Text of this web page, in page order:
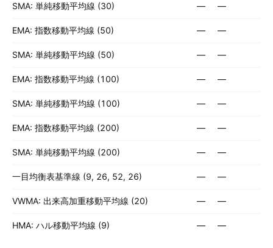
SMA: 単純移動平均線 (30) — —
EMA: 指数移動平均線 (50) — —
SMA: 単純移動平均線 (50) — —
EMA: 指数移動平均線 (100) — —
SMA: 単純移動平均線 (100) — —
EMA: 指数移動平均線 (200) — —
SMA: 単純移動平均線 (200) — —
一目均衡表基準線 (9, 26, 52, 26) — —
VWMA: 出来高加重移動平均線 (20) — —
HMA: ハル移動平均線 (9) — —